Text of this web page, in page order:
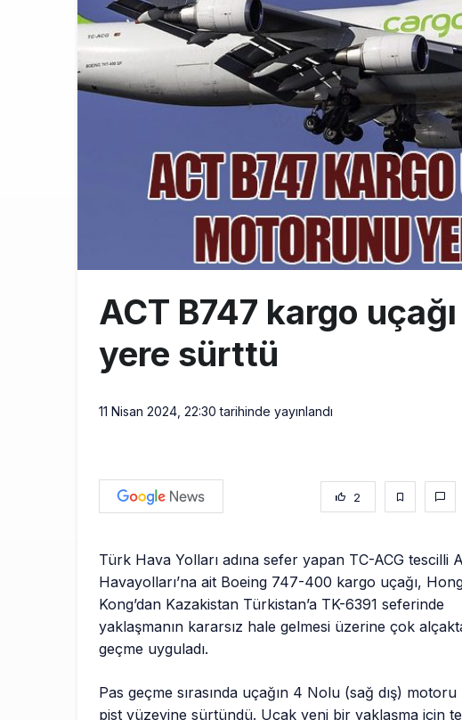
17:59 İstanbul
ACT B747 kargo
yere sürttü
11 Nisan 2024, 22:30 tarihinde yayınlandı
2
Türk Hava Yolları adına sefer yapan TC-ACG tescilli
Havayolları’na ait Boeing 747-400 kargo uçağı,
Kong’dan Kazakistan Türkistan’a TK-6391 seferinde
yaklaşmanın kararsız hale gelmesi üzerine çok
geçme uyguladı.
Pas geçme sırasında uçağın 4 Nolu (sağ dış) motoru
pist yüzeyine sürtündü. Uçak yeni bir yaklaşma için